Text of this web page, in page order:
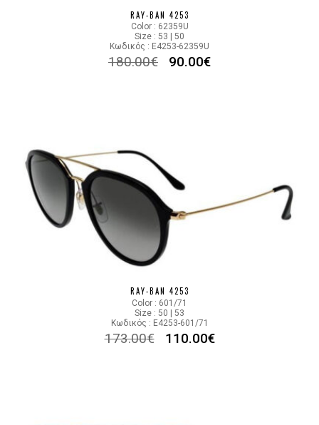
RAY-BAN 4253
Color : 62359U
Size : 53 | 50
Κωδικός : E4253-62359U
180.00€ 90.00€
RAY-BAN 4253
Color : 601/71
Size : 50 | 53
Κωδικός : E4253-601/71
173.00€ 110.00€